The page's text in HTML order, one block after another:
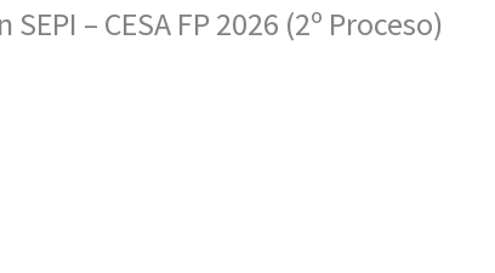
– CESA FP 2026 (2º Proceso)